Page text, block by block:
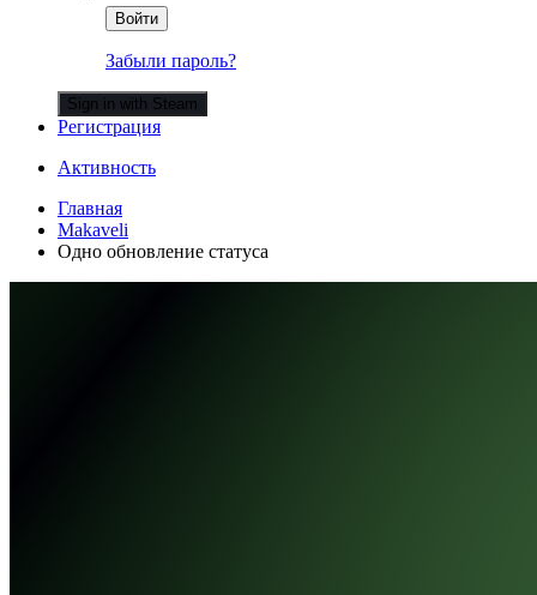
Войти
Забыли пароль?
Sign in with Steam
Регистрация
Активность
Главная
Makaveli
Одно обновление статуса